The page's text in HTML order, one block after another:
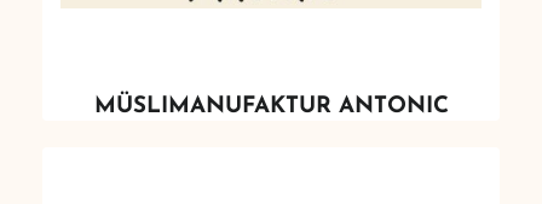
MÜSLIMANUFAKTUR ANTONIC